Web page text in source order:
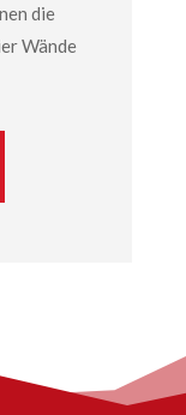
die
Wände